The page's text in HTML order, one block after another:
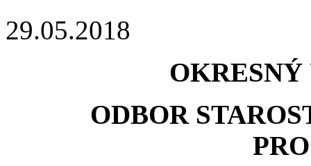
29.05.2018
ODBOR